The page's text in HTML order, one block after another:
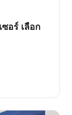
อร์ เลือก